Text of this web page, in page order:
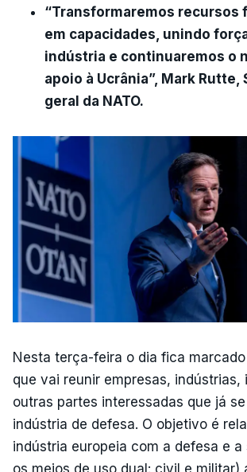
“Transformaremos recursos
em capacidades, unindo
indústria e continuaremos o
apoio à Ucrânia”, Mark
geral da NATO.
Nesta terça-feira o dia fica
que vai reunir empresas, indústrias,
outras partes interessadas que já
indústria de defesa. O objetivo é
indústria europeia com a defesa e a